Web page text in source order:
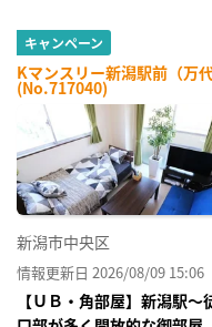
キャンペーン
Kマンスリー新潟駅前（万
(No.717040)
新潟市中央区
情報更新日 2026/08/09 15:06
【ＵＢ・角部屋】新潟駅